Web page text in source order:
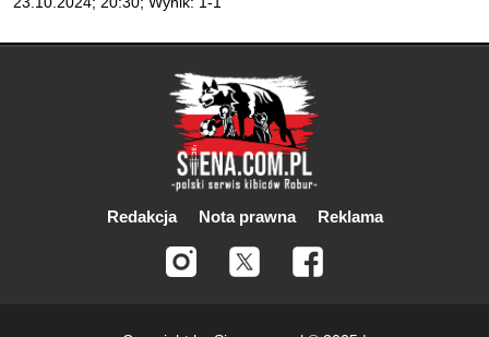
Redakcja Nota prawna Reklama